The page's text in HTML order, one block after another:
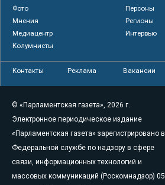
Фото
Персоны
Мнения
Регионы
Медиацентр
Интервью
Колумнисты
Контакты Реклама Вакансии
© «Парламентская газета», 2026 г.
Электронное периодическое издание
«Парламентская газета» зарегистрировано в
Федеральной службе по надзору в сфере
связи, информационных технологий и
массовых коммуникаций (Роскомнадзор) 05